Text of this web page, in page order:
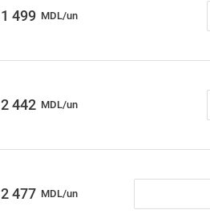
1 499 MDL/un
2 442 MDL/un
2 477 MDL/un